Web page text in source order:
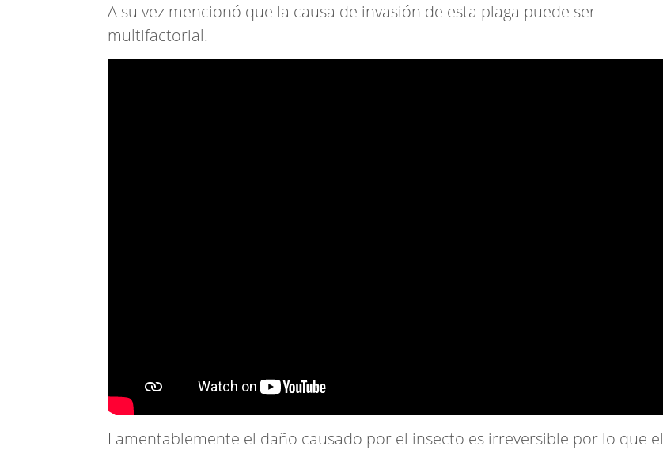
A su vez mencionó que la causa de invasión de esta plaga puede ser
multifactorial.
Lamentablemente el daño causado por el insecto es irreversible por lo que el